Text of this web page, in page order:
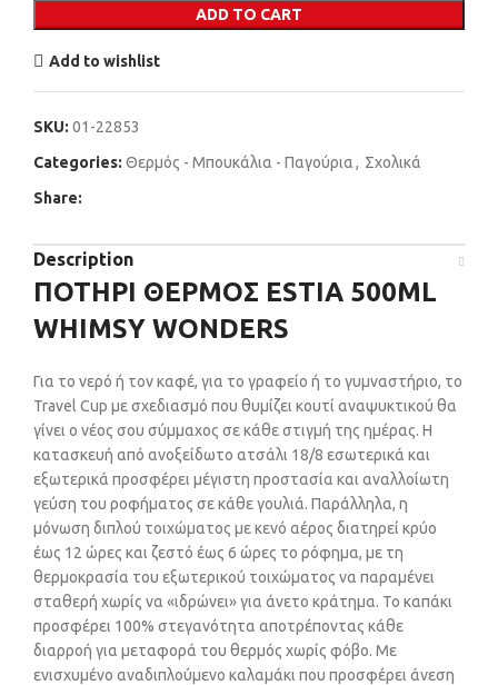
ADD TO CART
Add to wishlist
SKU: 01-22853
Categories: Θερμός - Μπουκάλια - Παγούρια, Σχολικά
Share:
Description
ΠΟΤΗΡΙ ΘΕΡΜΟΣ ESTIA 500ML
WHIMSY WONDERS
Για το νερό ή τον καφέ, για το γραφείο ή το γυμναστήριο, το
Travel Cup με σχεδιασμό που θυμίζει κουτί αναψυκτικού θα
γίνει ο νέος σου σύμμαχος σε κάθε στιγμή της ημέρας. Η
κατασκευή από ανοξείδωτο ατσάλι 18/8 εσωτερικά και
εξωτερικά προσφέρει μέγιστη προστασία και αναλλοίωτη
γεύση του ροφήματος σε κάθε γουλιά. Παράλληλα, η
μόνωση διπλού τοιχώματος με κενό αέρος διατηρεί κρύο
έως 12 ώρες και ζεστό έως 6 ώρες το ρόφημα, με τη
θερμοκρασία του εξωτερικού τοιχώματος να παραμένει
σταθερή χωρίς να «ιδρώνει» για άνετο κράτημα. Το καπάκι
προσφέρει 100% στεγανότητα αποτρέποντας κάθε
διαρροή για μεταφορά του θερμός χωρίς φόβο. Με
ενισχυμένο αναδιπλούμενο καλαμάκι που προσφέρει άνεση